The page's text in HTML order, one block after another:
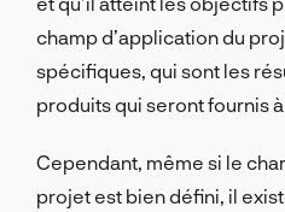
champ d’application du
spécifiques, qui sont les
produits qui seront fournis
Cependant, même si le
projet est bien défini, il